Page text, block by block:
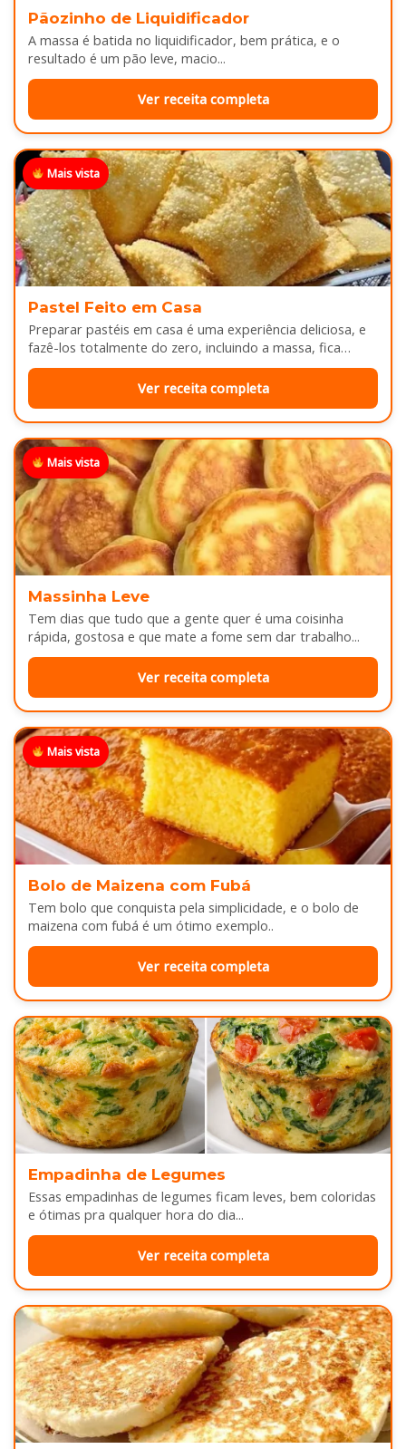
Pãozinho de Liquidificador
A massa é batida no liquidificador, bem prática, e o
resultado é um pão leve, macio...
Ver receita completa
Mais vista
Pastel Feito em Casa
Preparar pastéis em casa é uma experiência deliciosa, e
fazê-los totalmente do zero, incluindo a massa, fica
melhor ainda...
Ver receita completa
Mais vista
Massinha Leve
Tem dias que tudo que a gente quer é uma coisinha
rápida, gostosa e que mate a fome sem dar trabalho...
Ver receita completa
Mais vista
Bolo de Maizena com Fubá
Tem bolo que conquista pela simplicidade, e o bolo de
maizena com fubá é um ótimo exemplo..
Ver receita completa
Empadinha de Legumes
Essas empadinhas de legumes ficam leves, bem coloridas
e ótimas pra qualquer hora do dia...
Ver receita completa